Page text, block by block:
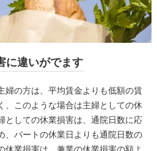
に違いがでます
婦の方は、平均賃金よりも低額の賃
、このような場合は主婦としての休
としての休業損害は、通院日数に応
、パートの休業日よりも通院日数の